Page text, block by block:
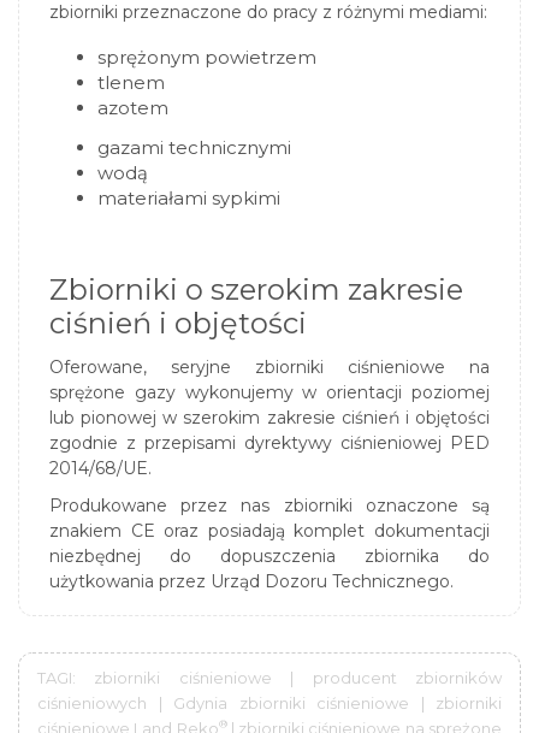
zbiorniki przeznaczone do pracy z różnymi mediami:
sprężonym powietrzem
tlenem
azotem
gazami technicznymi
wodą
materiałami sypkimi
Zbiorniki o szerokim zakresie
ciśnień i objętości
Oferowane, seryjne zbiorniki ciśnieniowe na
sprężone gazy wykonujemy w orientacji poziomej
lub pionowej w szerokim zakresie ciśnień i objętości
zgodnie z przepisami dyrektywy ciśnieniowej PED
2014/68/UE.
Produkowane przez nas zbiorniki oznaczone są
znakiem CE oraz posiadają komplet dokumentacji
niezbędnej do dopuszczenia zbiornika do
użytkowania przez Urząd Dozoru Technicznego.
TAGI: zbiorniki ciśnieniowe | producent zbiorników
ciśnieniowych | Gdynia zbiorniki ciśnieniowe | zbiorniki
ciśnieniowe Land Reko®| zbiorniki ciśnieniowe na sprężone